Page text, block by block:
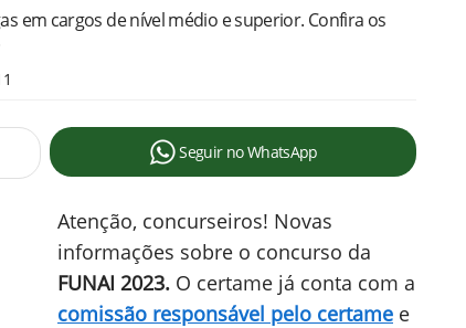
em cargos de nível médio e superior. Confira os
Seguir no WhatsApp
Atenção, concurseiros! Novas
informações sobre o concurso da
FUNAI 2023. O certame já conta com a
comissão responsável pelo certame e